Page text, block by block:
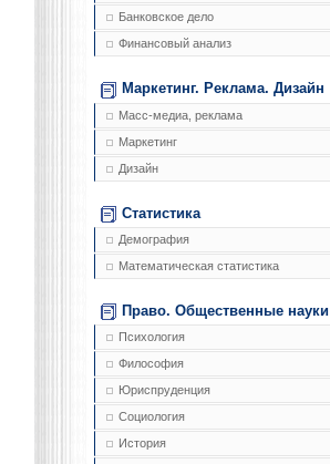
Банковское дело
Финансовый анализ
Маркетинг. Реклама. Дизайн
Масс-медиа, реклама
Маркетинг
Дизайн
Статистика
Демография
Математическая статистика
Право. Общественные науки
Психология
Философия
Юриспруденция
Социология
История